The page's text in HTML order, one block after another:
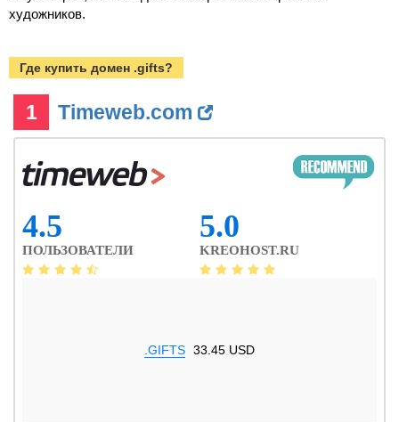
художников.
Где купить домен .gifts?
1 Timeweb.com
4.5
ПОЛЬЗОВАТЕЛИ
5.0
KREOHOST.RU
.GIFTS 33.45 USD